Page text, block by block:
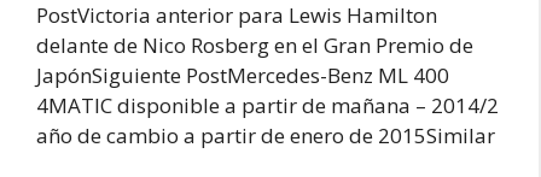
PostVictoria anterior para Lewis Hamilton
delante de Nico Rosberg en el Gran Premio de
JapónSiguiente PostMercedes-Benz ML 400
4MATIC disponible a partir de mañana – 2014/2
año de cambio a partir de enero de 2015Similar